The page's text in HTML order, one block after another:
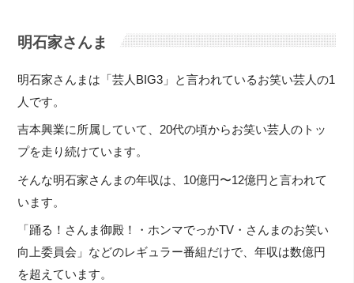
明石家さんま
明石家さんまは「芸人BIG3」と言われているお笑い芸人の1
人です。
吉本興業に所属していて、20代の頃からお笑い芸人のトッ
プを走り続けています。
そんな明石家さんまの年収は、10億円〜12億円と言われて
います。
「踊る！さんま御殿！・ホンマでっかTV・さんまのお笑い
向上委員会」などのレギュラー番組だけで、年収は数億円
を超えています。